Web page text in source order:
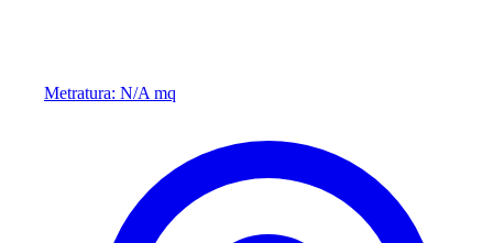
Metratura: N/A mq